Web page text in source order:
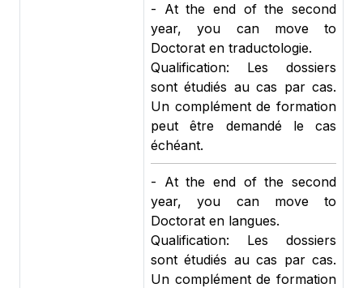
- At the end of the second
year, you can move to
Doctorat en traductologie.
Qualification: Les dossiers
sont étudiés au cas par cas.
Un complément de formation
peut être demandé le cas
échéant.
- At the end of the second
year, you can move to
Doctorat en langues.
Qualification: Les dossiers
sont étudiés au cas par cas.
Un complément de formation